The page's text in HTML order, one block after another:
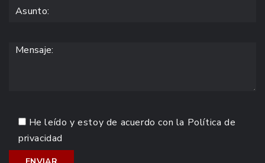
He leído y estoy de acuerdo con la Política de
privacidad